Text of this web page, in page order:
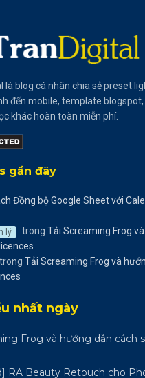
là blog cá nhân chia sẻ preset
đến mobile, template
khác hoàn toàn miễn phí.
gần đây
Đồng bộ Google Sheet với
lý trong Tải Screaming Frog
trong Tải Screaming Frog và
nhất ngày
Frog và hướng dẫn cách
RA Beauty Retouch cho